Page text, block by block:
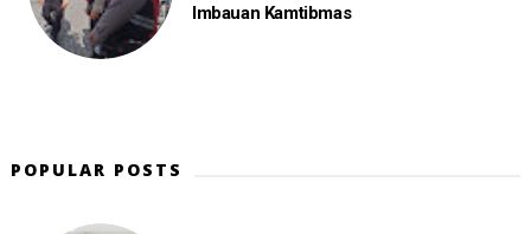
Imbauan Kamtibmas
POPULAR POSTS